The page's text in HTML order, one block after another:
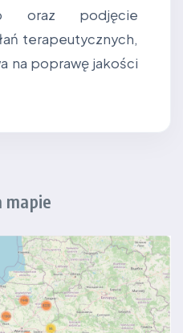
oraz podjęcie
terapeutycznych,
na poprawę jakości
mapie